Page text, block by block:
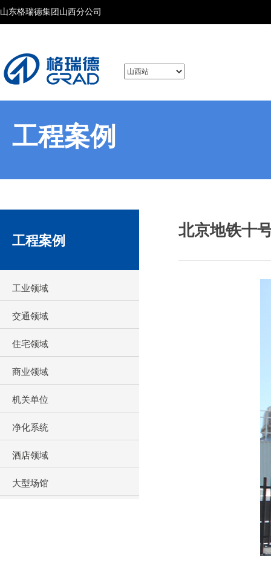
山东格瑞德集团山西分公司
工程案例
工程案例
工业领域
交通领域
住宅领域
商业领域
机关单位
净化系统
酒店领域
大型场馆
北京地铁十